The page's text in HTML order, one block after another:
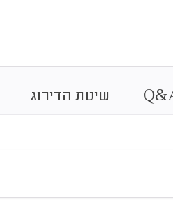
Q& שיטת הדירוג